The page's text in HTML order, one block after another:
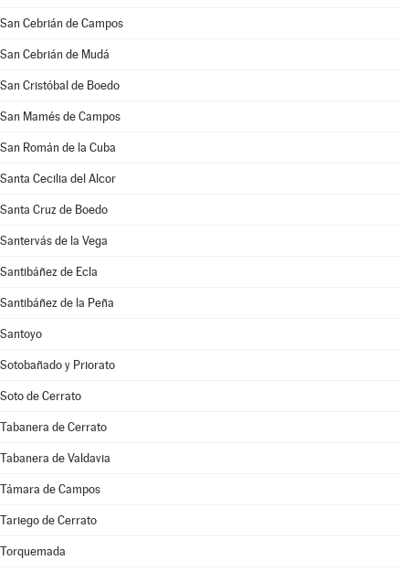
San Cebrián de Campos
San Cebrián de Mudá
San Cristóbal de Boedo
San Mamés de Campos
San Román de la Cuba
Santa Cecilia del Alcor
Santa Cruz de Boedo
Santervás de la Vega
Santibáñez de Ecla
Santibáñez de la Peña
Santoyo
Sotobañado y Priorato
Soto de Cerrato
Tabanera de Cerrato
Tabanera de Valdavia
Támara de Campos
Tariego de Cerrato
Torquemada